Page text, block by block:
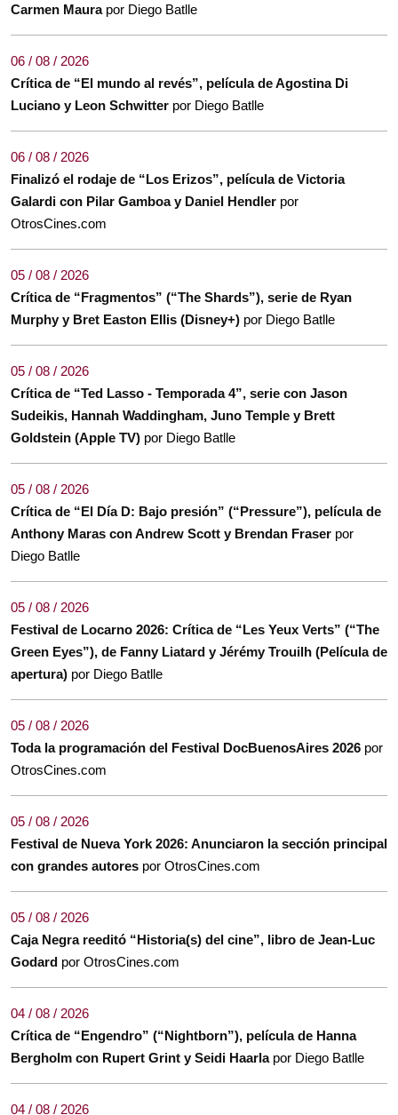
Carmen Maura por Diego Batlle
06 / 08 / 2026
Crítica de “El mundo al revés”, película de Agostina Di
Luciano y Leon Schwitter por Diego Batlle
06 / 08 / 2026
Finalizó el rodaje de “Los Erizos”, película de Victoria
Galardi con Pilar Gamboa y Daniel Hendler por
OtrosCines.com
05 / 08 / 2026
Crítica de “Fragmentos” (“The Shards”), serie de Ryan
Murphy y Bret Easton Ellis (Disney+) por Diego Batlle
05 / 08 / 2026
Crítica de “Ted Lasso - Temporada 4”, serie con Jason
Sudeikis, Hannah Waddingham, Juno Temple y Brett
Goldstein (Apple TV) por Diego Batlle
05 / 08 / 2026
Crítica de “El Día D: Bajo presión” (“Pressure”), película de
Anthony Maras con Andrew Scott y Brendan Fraser por
Diego Batlle
05 / 08 / 2026
Festival de Locarno 2026: Crítica de “Les Yeux Verts” (“The
Green Eyes”), de Fanny Liatard y Jérémy Trouilh (Película de
apertura) por Diego Batlle
05 / 08 / 2026
Toda la programación del Festival DocBuenosAires 2026 por
OtrosCines.com
05 / 08 / 2026
Festival de Nueva York 2026: Anunciaron la sección principal
con grandes autores por OtrosCines.com
05 / 08 / 2026
Caja Negra reeditó “Historia(s) del cine”, libro de Jean-Luc
Godard por OtrosCines.com
04 / 08 / 2026
Crítica de “Engendro” (“Nightborn”), película de Hanna
Bergholm con Rupert Grint y Seidi Haarla por Diego Batlle
04 / 08 / 2026